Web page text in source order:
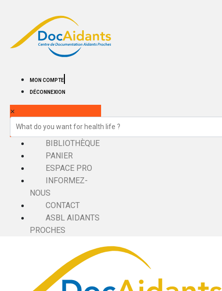
MON COMPTE
DÉCONNEXION
×
BIBLIOTHÈQUE
PANIER
ESPACE PRO
INFORMEZ-
NOUS
CONTACT
ASBL AIDANTS
PROCHES